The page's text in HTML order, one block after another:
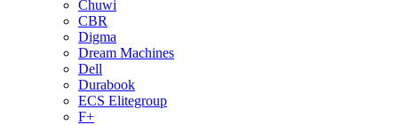
Chuwi
CBR
Digma
Dream Machines
Dell
Durabook
ECS Elitegroup
F+